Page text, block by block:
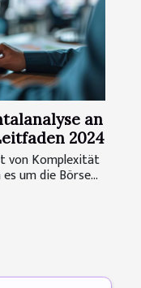
an
2024
von Komplexität
um die Börse...